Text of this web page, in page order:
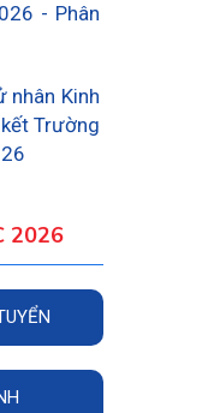
- Phân
nhân Kinh
Trường
2026